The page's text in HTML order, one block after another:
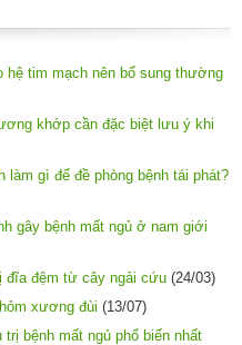
tim mạch nên bổ sung thường
khớp cần đặc biệt lưu ý khi
gì để đề phòng bệnh tái phát?
gây bệnh mất ngủ ở nam giới
đĩa đệm từ cây ngải cứu (24/03)
xương đùi (13/07)
bệnh mất ngủ phổ biến nhất